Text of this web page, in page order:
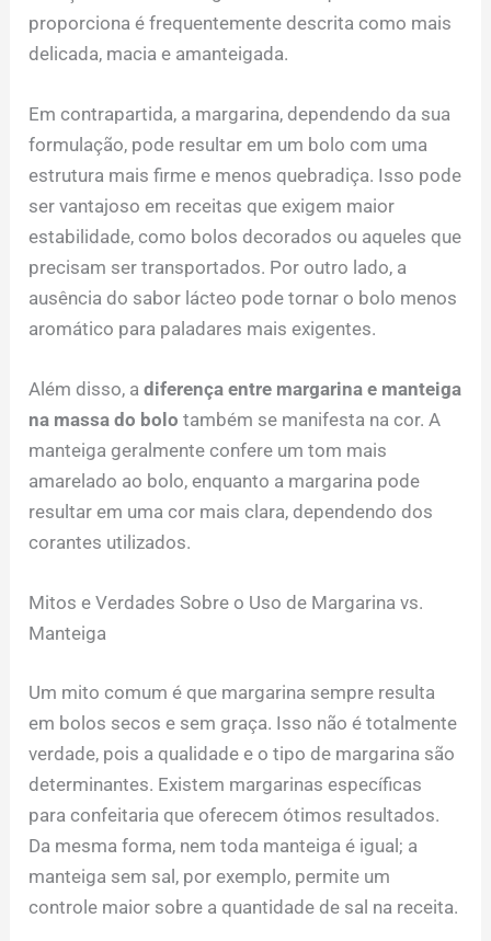
proporciona é frequentemente descrita como mais
delicada, macia e amanteigada.
Em contrapartida, a margarina, dependendo da sua
formulação, pode resultar em um bolo com uma
estrutura mais firme e menos quebradiça. Isso pode
ser vantajoso em receitas que exigem maior
estabilidade, como bolos decorados ou aqueles que
precisam ser transportados. Por outro lado, a
ausência do sabor lácteo pode tornar o bolo menos
aromático para paladares mais exigentes.
Além disso, adiferença entre margarina e manteiga
na massa do bolo também se manifesta na cor. A
manteiga geralmente confere um tom mais
amarelado ao bolo, enquanto a margarina pode
resultar em uma cor mais clara, dependendo dos
corantes utilizados.
Mitos e Verdades Sobre o Uso de Margarina vs.
Manteiga
Um mito comum é que margarina sempre resulta
em bolos secos e sem graça. Isso não é totalmente
verdade, pois a qualidade e o tipo de margarina são
determinantes. Existem margarinas específicas
para confeitaria que oferecem ótimos resultados.
Da mesma forma, nem toda manteiga é igual; a
manteiga sem sal, por exemplo, permite um
controle maior sobre a quantidade de sal na receita.